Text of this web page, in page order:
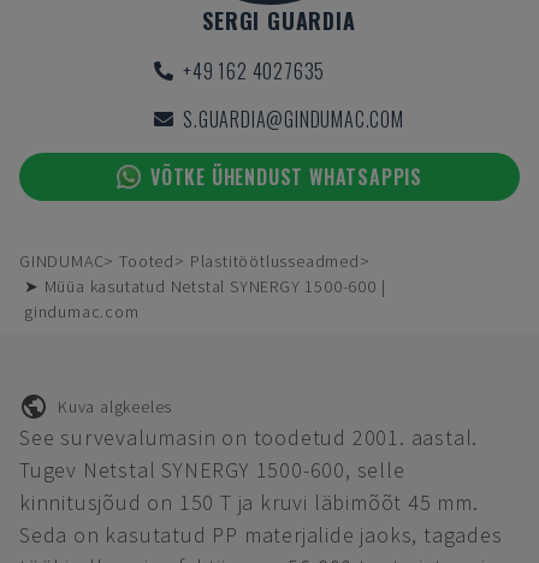
SERGI GUARDIA
+49 162 4027635
S.GUARDIA@GINDUMAC.COM
VÕTKE ÜHENDUST WHATSAPPIS
GINDUMAC Tooted
Plastitöötlusseadmed
➤ Müüa kasutatud Netstal SYNERGY 1500-600 |
gindumac.com
Kuva algkeeles
See survevalumasin on toodetud 2001. aastal.
Tugev Netstal SYNERGY 1500-600, selle
kinnitusjõud on 150 T ja kruvi läbimõõt 45 mm.
Seda on kasutatud PP materjalide jaoks, tagades